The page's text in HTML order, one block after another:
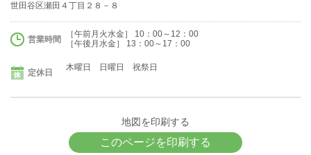
世田谷区瀬田４丁目２８－８
営業時間
［午前月火水金］ 10：00～12：00
［午後月水金］ 13：00～17：00
定休日
木曜日 日曜日 祝祭日
地図を印刷する
このページを印刷する